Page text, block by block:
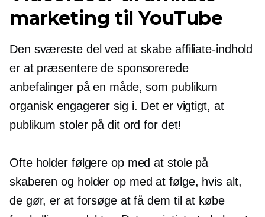
marketing til YouTube
Den sværeste del ved at skabe affiliate-indhold
er at præsentere de sponsorerede
anbefalinger på en måde, som publikum
organisk engagerer sig i. Det er vigtigt, at
publikum stoler på dit ord for det!
Ofte holder følgere op med at stole på
skaberen og holder op med at følge, hvis alt,
de gør, er at forsøge at få dem til at købe